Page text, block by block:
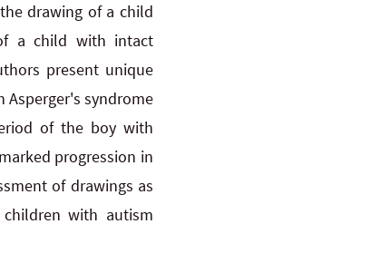
drawing of a child
a child with intact
present unique
Asperger's syndrome
of the boy with
progression in
of drawings as
with autism